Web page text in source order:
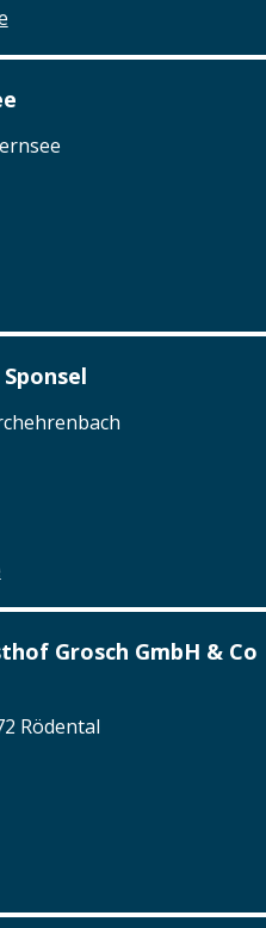
Grosch GmbH & Co
Rödental